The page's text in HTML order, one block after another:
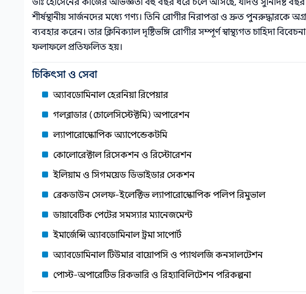
শীর্ষস্থানীয় সার্জনদের মধ্যে গণ্য। তিনি রোগীর নিরাপত্তা ও দ্রুত পুনরুদ্ধারকে
ব্যবহার করেন। তার ক্লিনিক্যাল দৃষ্টিভঙ্গি রোগীর সম্পূর্ণ স্বাস্থ্যগত চাহিদা
ফলাফলে প্রতিফলিত হয়।
চিকিৎসা ও সেবা
অ্যাবডোমিনাল হেরনিয়া রিপেয়ার
গলব্লাডার (চোলেসিস্টেক্টমি) অপারেশন
ল্যাপারোস্কোপিক অ্যাপেন্ডেকটমি
কোলোরেক্টাল রিসেকশন ও রিস্টোরেশন
ইলিয়াম ও সিগময়েড ডিভাইডার সেকশন
ব্রেকডাউন সেলফ-ইলেক্টিভ ল্যাপারোস্কোপিক পলিপ রিমুভাল
ডায়াবেটিক পেটের সমস্যার ম্যানেজমেন্ট
ইমার্জেন্সি অ্যাবডোমিনাল ট্রমা সাপোর্ট
অ্যাবডোমিনাল টিউমার বায়োপসি ও প্যাথলজি কনসালটেশন
পোস্ট-অপারেটিভ রিকভারি ও রিহ্যাবিলিটেশন পরিকল্পনা